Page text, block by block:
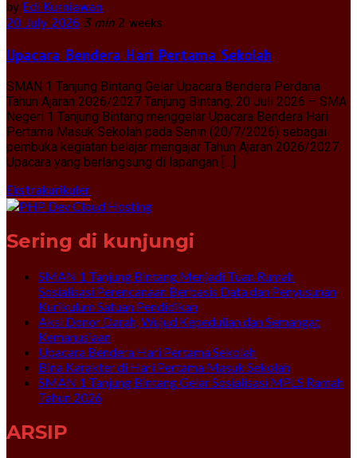
by Edi Kurniawan
20 July 2026 3 min 2 weeks
Upacara Bendera Hari Pertama Sekolah
SMAN 1 Tanjung Bintang Gelar Upacara Bendera Perdana
Tahun Ajaran 2026/2027 Tanjung Bintang, 20 Juli 2026 – SMA
Negeri 1 Tanjung Bintang menggelar Upacara Bendera Hari
Pertama Masuk Sekolah pada Senin (20/7/2026) sebagai
pembuka kegiatan belajar mengajar Tahun Ajaran 2026/2027.
Upacara yang berlangsung di lapangan […]
Ekstrakurikuler
Sering di kunjungi
SMAN 1 Tanjung Bintang Menjadi Tuan Rumah
Sosialisasi Perencanaan Berbasis Data dan Penyusunan
Kurikulum Satuan Pendidikan
Aksi Donor Darah, Wujud Kepedulian dan Semangat
Kemanusiaan
Upacara Bendera Hari Pertama Sekolah
Bina Karakter di Hari Pertama Masuk Sekolah
SMAN 1 Tanjung Bintang Gelar Sosialisasi MPLS Ramah
Tahun 2026
ARSIP